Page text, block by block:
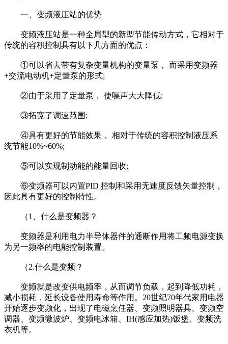
一、变频液压站的优势
变频液压站是一种全局型的新型节能传动方式，它相对于
传统的容积控制具有以下几方面的优点：
①可以省去带有复杂变量机构的变量泵， 而采用变频器
+交流电动机+定量泵的形式;
②由于采用了定量泵， 使噪声大大降低;
③拓宽了调速范围;
④具有更好的节能效果， 相对于传统的容积控制液压系
统节能10%~60%;
⑤可以实现制动能的能量回收;
⑥变频器可以内置PID 控制和采用无速度反馈矢量控制，
因此具有更好的控制特性。
（1、什么是变频器？
变频器是利用电力半导体器件的通断作用将工频电源变换
为另一频率的电能控制装置。
（2.什么是变频？
变频就是改变供电频率，从而调节负载，起到降低功耗，
减小损耗，延长设备使用寿命等作用。20世纪70年代家用电器
开始逐步变频化，出现了电磁烹任器、变频照明器具、变频空
调器、变频微波炉、变频电冰箱、IH(感应加热)饭堡、变频洗
衣机等。